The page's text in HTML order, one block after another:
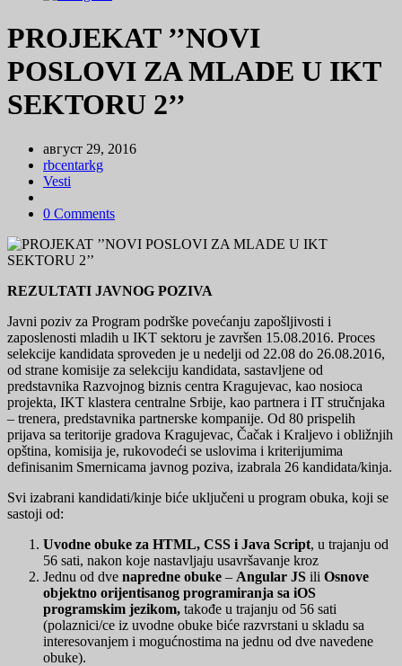
PROJEKAT ’’NOVI
POSLOVI ZA MLADE U IKT
SEKTORU 2’’
август 29, 2016
rbcentarkg
Vesti
0 Comments
REZULTATI JAVNOG POZIVA
Javni poziv za Program podrške povećanju zapošljivosti i
zaposlenosti mladih u IKT sektoru je završen 15.08.2016. Proces
selekcije kandidata sproveden je u nedelji od 22.08 do 26.08.2016,
od strane komisije za selekciju kandidata, sastavljene od
predstavnika Razvojnog biznis centra Kragujevac, kao nosioca
projekta, IKT klastera centralne Srbije, kao partnera i IT stručnjaka
– trenera, predstavnika partnerske kompanije. Od 80 prispelih
prijava sa teritorije gradova Kragujevac, Čačak i Kraljevo i obližnjih
opština, komisija je, rukovodeći se uslovima i kriterijumima
definisanim Smernicama javnog poziva, izabrala 26 kandidata/kinja.
Svi izabrani kandidati/kinje biće uključeni u program obuka, koji se
sastoji od:
Uvodne obuke za HTML, CSS i Java Script, u trajanju od
56 sati, nakon koje nastavljaju usavršavanje kroz
Jednu od dve napredne obuke – Angular JS ili Osnove
objektno orijentisanog programiranja sa iOS
programskim jezikom, takođe u trajanju od 56 sati
(polaznici/ce iz uvodne obuke biće razvrstani u skladu sa
interesovanjem i mogućnostima na jednu od dve navedene
obuke).